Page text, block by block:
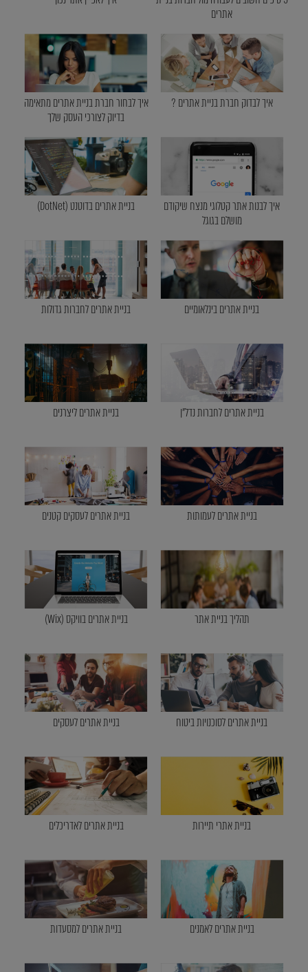
אתרים
איך לבדוק חברת בניית אתרים ?
איך לבחור חברת בניית אתרים מתאימה
בדיוק לצורכי העסק שלך
איך לבנות אתר קטלוגי מנצח שיקודם
מושלם בגוגל
בניית אתרים בדוטנט (DotNet)
בניית אתרים בינלאומיים בניית אתרים לחברות גדולות
בניית אתרים לחברות נדל"ן בניית אתרים ליצרנים
בניית אתרים לעמותות בניית אתרים לעסקים קטנים
תהליך בניית אתר בניית אתרים בוויקס (Wix)
בניית אתרים לסוכנויות ביטוח בניית אתרים לעסקים
בניית אתרי תיירות בניית אתרים לאדריכלים
בניית אתרים לאמנים בניית אתרים למסעדות